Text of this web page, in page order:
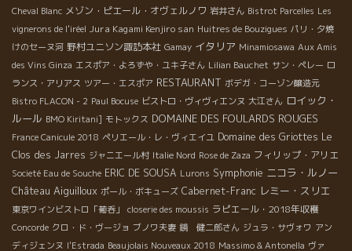
Cheval Blanc メゾン・ピエール・オヴェルノワ 岩井さん Bistrot Parcelles Les
vignerons de l'iréel Jura Kagami Kenjiro san Huitres de Bouzigues パリ・夕焼
けのセーヌ河 野村ユニソン諏訪本社 Gamay イタリア Minamiosawa Aux Amis
des Vins Ginza エスポア・よろずや・ユキ子さん Lilian Bauchet サン・ペレー ロ
ランス・アリアス ツアー・エスポア RESTAURANT ボデガ・コーゾン醸造元
Bistro FLACON - 2 Paul Bocuse ビストロ・ヴィヴィエンヌ 大江さん ロイック・
ルール BMO Kiritani] モトックス DOMAINE DES FOULARDS ROUGES
France Canicule 2018 ペリエール・レ・ヴィエイユ Domaine des Griottes Le
Clos des Jarres ジャニエール村 Italie Nord Rose de Zaza フィリップ・アリエ
Societé Eau de Souche ERIC DE SOUSA Lurons Symphonie ニコラ・ルノー
Château Aiguilloux ポール・ボキューズ Cabernet-Franc レミー・スリエ
東京ワインビストロ「葡呑」 closerie des moussis ラピエール・2018年収穫
Concorde クロ・ド・ヴージョ ブノワ夫妻 鏡 健二郎さん ジュラ・サヴォワ アン
ディジェンヌ l'Estrada Beaujolais Nouveaux 2018 Massimo & Antonella ヴァ